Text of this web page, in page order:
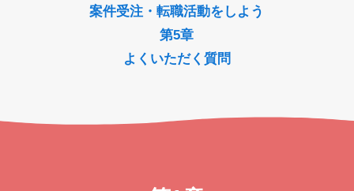
案件受注・転職活動をしよう
第5章
よくいただく質問